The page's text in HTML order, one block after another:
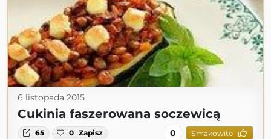
6 listopada 2015
Cukinia faszerowana soczewicą
65 0 Zapisz 0 Smakowite